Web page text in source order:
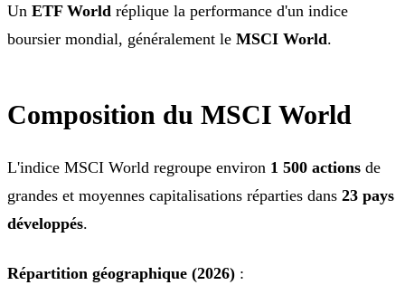
Un ETF World réplique la performance d'un indice
boursier mondial, généralement le MSCI World.
Composition du MSCI World
L'indice MSCI World regroupe environ 1 500 actions de
grandes et moyennes capitalisations réparties dans 23 pays
développés.
Répartition géographique (2026) :